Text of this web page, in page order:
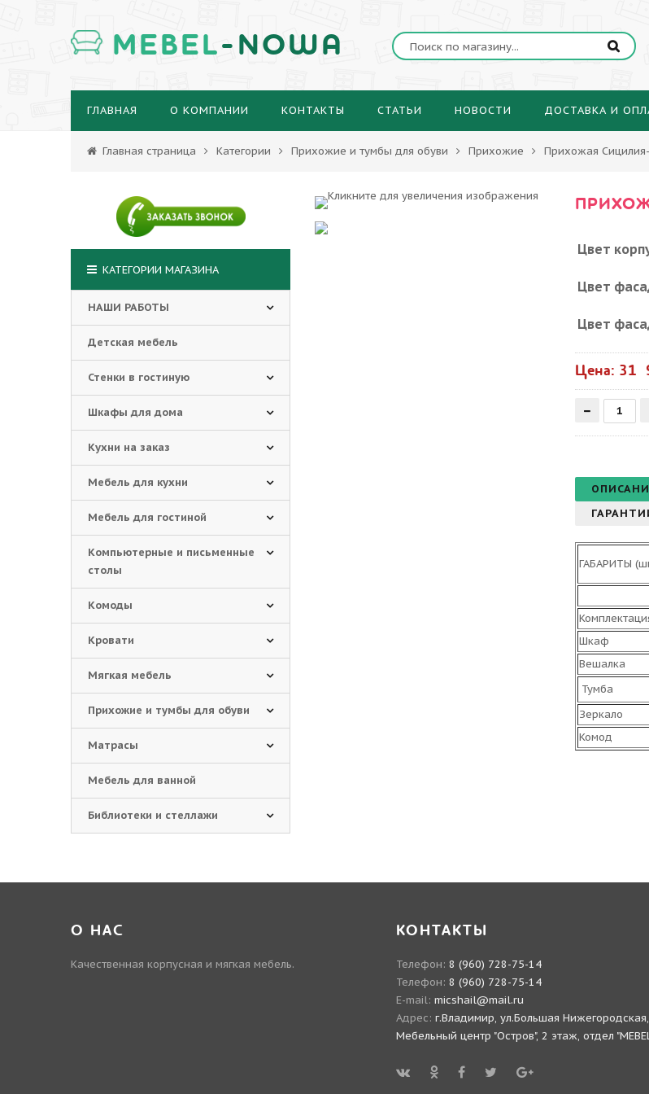
MEBEL-NOWA
ГЛАВНАЯ О КОМПАНИИ КОНТАКТЫ СТАТЬИ НОВОСТИ ДОСТАВКА И
Главная страница Категории Прихожие и тумбы для обуви Прихожие Прихожая
Цвет
Цвет
Цвет
Цена: 31
ГАБАРИТЫ
Шкаф
Вешалка
Тумба
Зеркало
Комод
КАТЕГОРИИ МАГАЗИНА
НАШИ РАБОТЫ
Детская мебель
Стенки в гостиную
Шкафы для дома
Кухни на заказ
Мебель для кухни
Мебель для гостиной
Компьютерные и письменные
столы
Комоды
Кровати
Мягкая мебель
Прихожие и тумбы для обуви
Матрасы
Мебель для ванной
Библиотеки и стеллажи
О НАС
Качественная корпусная и мягкая мебель.
КОНТАКТЫ
Телефон: 8 (960) 728-75-14
Телефон: 8 (960) 728-75-14
E-mail: micshail@mail.ru
Адрес: г.Владимир, ул.Большая
Мебельный центр "Остров", 2 этаж, отдел